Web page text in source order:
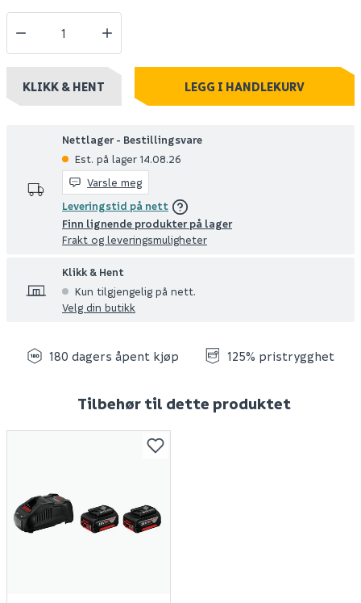
KLIKK & HENT LEGG I HANDLEKURV
Nettlager - Bestillingsvare
Est. på lager 14.08.26
Varsle meg
Leveringstid på nett
Finn lignende produkter på lager
Frakt og leveringsmuligheter
Klikk & Hent
Kun tilgjengelig på nett.
Velg din butikk
180 dagers åpent kjøp 125% pristrygghet
Tilbehør til dette produktet